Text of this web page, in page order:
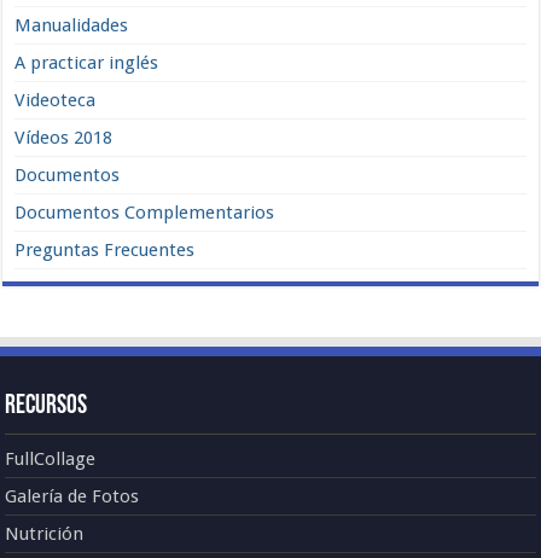
Manualidades
A practicar inglés
Videoteca
Vídeos 2018
Documentos
Documentos Complementarios
Preguntas Frecuentes
Recursos
FullCollage
Galería de Fotos
Nutrición